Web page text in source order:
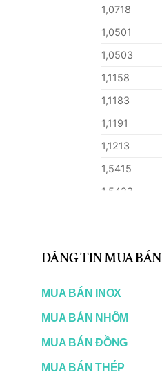
1,0718
1,0501
1,0503
1,1158
1,1183
1,1191
1,1213
1,5415
1,5423
1,7337
1,0601
1,1203
ĐĂNG TIN MUA BÁN
MUA BÁN INOX
MUA BÁN NHÔM
MUA BÁN ĐỒNG
MUA BÁN THÉP